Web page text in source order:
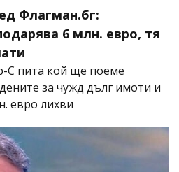
Флагман.бг:
6 млн. евро, тя
С пита кой ще поеме
за чужд дълг имоти и
евро лихви